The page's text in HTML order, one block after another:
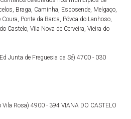
Braga, Caminha, Esposende, Melgaço,
Ponte da Barca, Póvoa do Lanhoso,
Castelo, Vila Nova de Cerveira, Vieira do
Junta de Freguesia da Sé) 4700 - 030
Rosa) 4900 - 394 VIANA DO CASTELO